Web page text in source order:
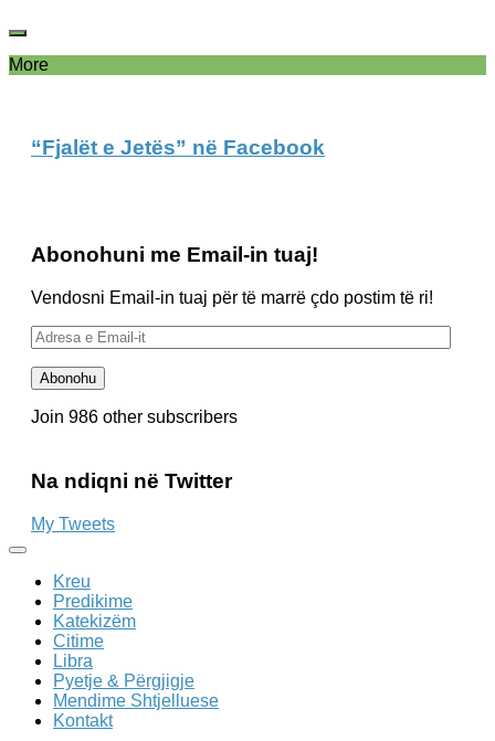
More
“Fjalët e Jetës” në Facebook
Abonohuni me Email-in tuaj!
Vendosni Email-in tuaj për të marrë çdo postim të ri!
Adresa
e
Email-
it
Abonohu
Join 986 other subscribers
Na ndiqni në Twitter
My Tweets
Kreu
Predikime
Katekizëm
Citime
Libra
Pyetje & Përgjigje
Mendime Shtjelluese
Kontakt